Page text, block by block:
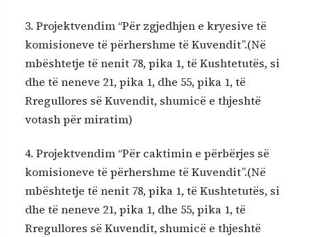
3. Projektvendim “Për zgjedhjen e kryesive të
komisioneve të përhershme të Kuvendit”.(Në
mbështetje të nenit 78, pika 1, të Kushtetutës, si
dhe të neneve 21, pika 1, dhe 55, pika 1, të
Rregullores së Kuvendit, shumicë e thjeshtë
votash për miratim)
4. Projektvendim “Për caktimin e përbërjes së
komisioneve të përhershme të Kuvendit”.(Në
mbështetje të nenit 78, pika 1, të Kushtetutës, si
dhe të neneve 21, pika 1, dhe 55, pika 1, të
Rregullores së Kuvendit, shumicë e thjeshtë